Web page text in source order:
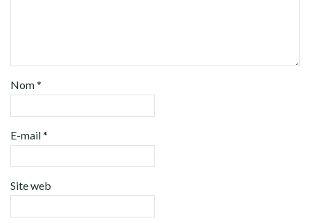
Nom*
E-mail*
Site web